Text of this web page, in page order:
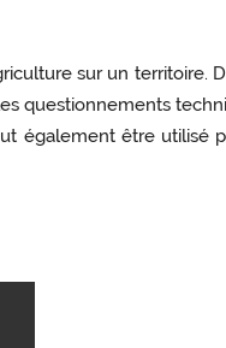
sur un territoire.
questionnements
être utilisé